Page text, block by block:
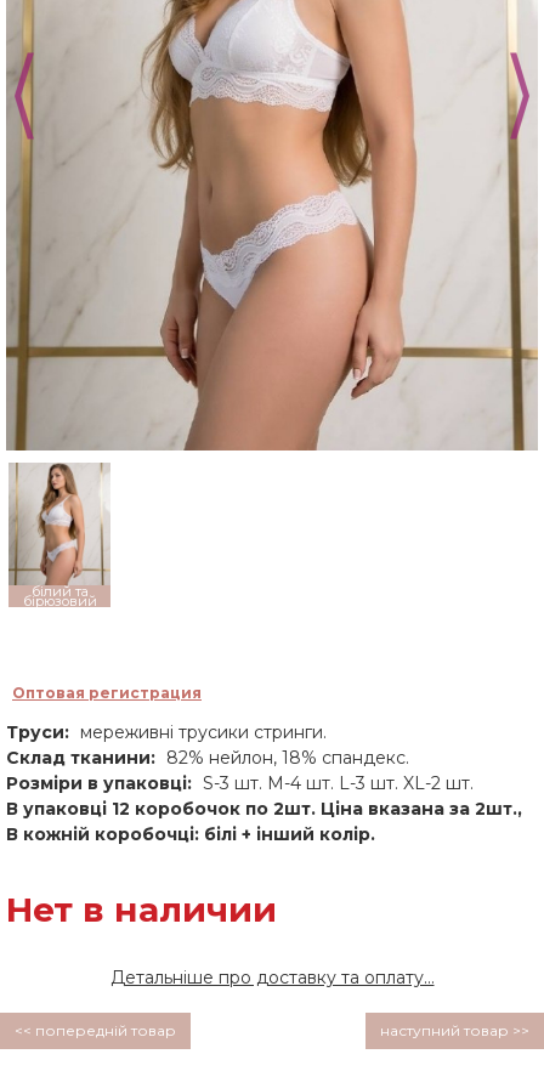
білий та
бірюзовий
Оптовая регистрация
Труси: мереживні трусики стринги.
Склад тканини: 82% нейлон, 18% спандекс.
Розміри в упаковці: S-3 шт. M-4 шт. L-3 шт. XL-2 шт.
В упаковці 12 коробочок по 2шт. Ціна вказана за 2шт.,
В кожній коробочці: білі + інший колір.
Нет в наличии
Детальніше про доставку та оплату...
<< попередній товар наступний товар >>